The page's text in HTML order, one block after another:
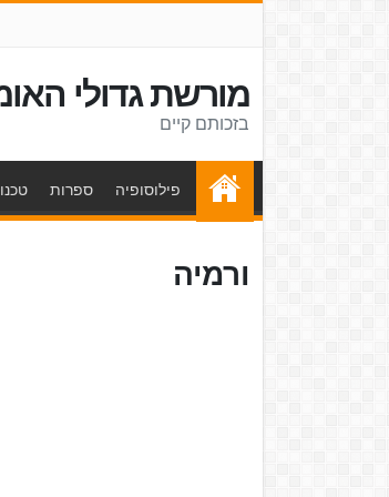
מורשת גדולי
בזכותם קיים
פילוסופיה ספרות
ורמיה